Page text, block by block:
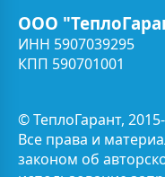
ООО
ИНН 5907039295
КПП 590701001
© ТеплоГарант,
Все права и
законом об